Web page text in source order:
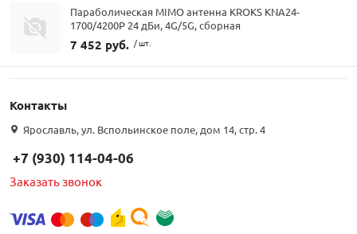
Параболическая MIMO антенна KROKS KNA24-
1700/4200P 24 дБи, 4G/5G, сборная
7 452 руб. / шт.
Контакты
Ярославль, ул. Вспольинское поле, дом 14, стр. 4
+7 (930) 114-04-06
Заказать звонок